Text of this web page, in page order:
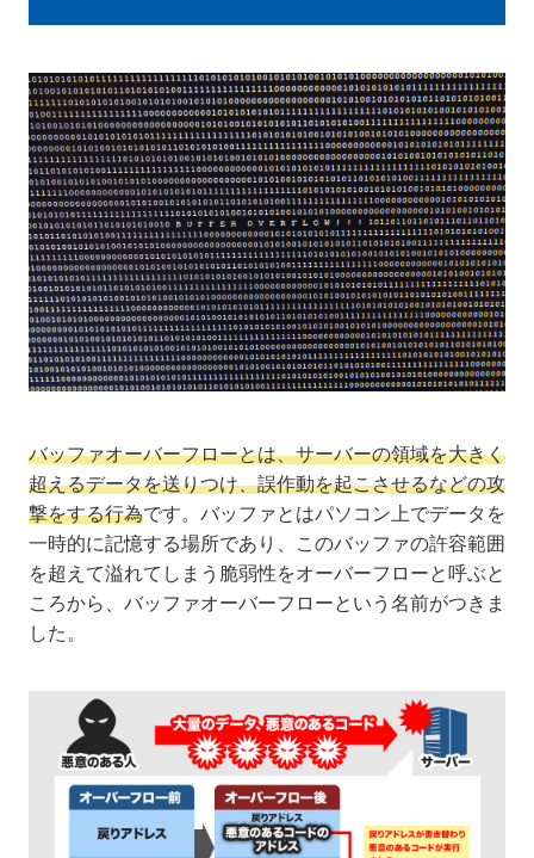
バッファオーバーフローとは、サーバーの領域を大きく
超えるデータを送りつけ、誤作動を起こさせるなどの攻
撃をする行為です。バッファとはパソコン上でデータを
一時的に記憶する場所であり、このバッファの許容範囲
を超えて溢れてしまう脆弱性をオーバーフローと呼ぶと
ころから、バッファオーバーフローという名前がつきま
した。